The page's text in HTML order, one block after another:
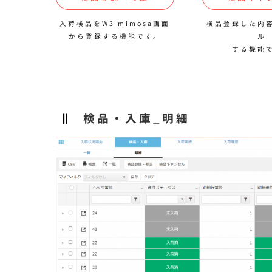
入荷検品をW3 mimosa画面
から登録する機能です。
検品登録した内
ル
する機能
検品・入庫_明細